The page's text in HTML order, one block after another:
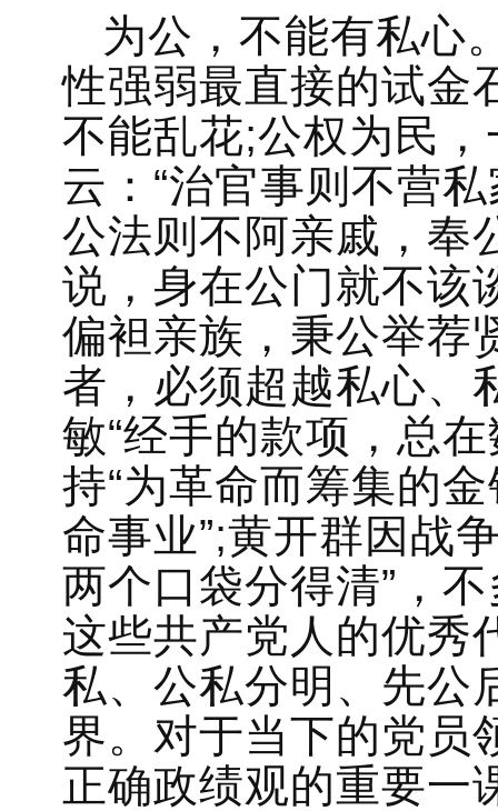
为公，不能有私心
性强弱最直接的试金
不能乱花;公权为民
云：“治官事则不营
公法则不阿亲戚，奉
说，身在公门就不该
偏袒亲族，秉公举荐
者，必须超越私心、
敏“经手的款项，总
持“为革命而筹集的
命事业”;黄开群因战
两个口袋分得清”，
这些共产党人的优秀
私、公私分明、先公
界。对于当下的党员
正确政绩观的重要一